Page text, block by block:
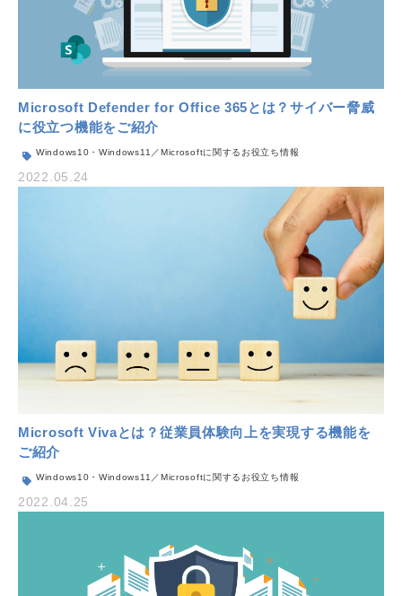
Microsoft Defender for Office 365とは？サイバー脅威
に役立つ機能をご紹介
Windows10・Windows11／Microsoftに関するお役立ち情報
2022.05.24
Microsoft Vivaとは？従業員体験向上を実現する機能を
ご紹介
Windows10・Windows11／Microsoftに関するお役立ち情報
2022.04.25